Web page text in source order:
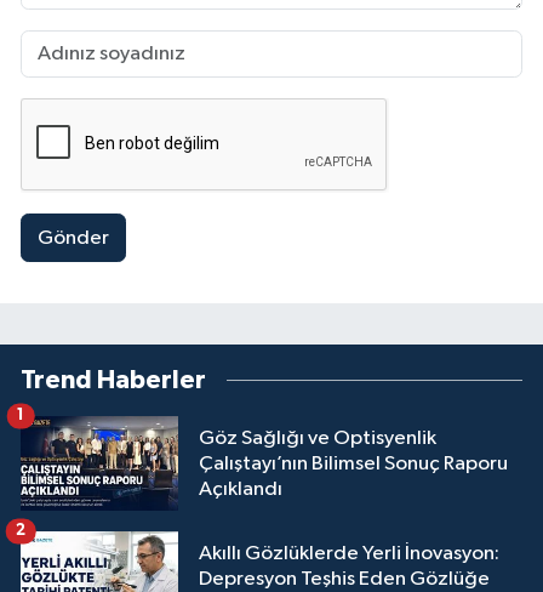
Gönder
Trend Haberler
Göz Sağlığı ve Optisyenlik
Çalıştayı’nın Bilimsel Sonuç Raporu
Açıklandı
Akıllı Gözlüklerde Yerli İnovasyon:
Depresyon Teşhis Eden Gözlüğe
2